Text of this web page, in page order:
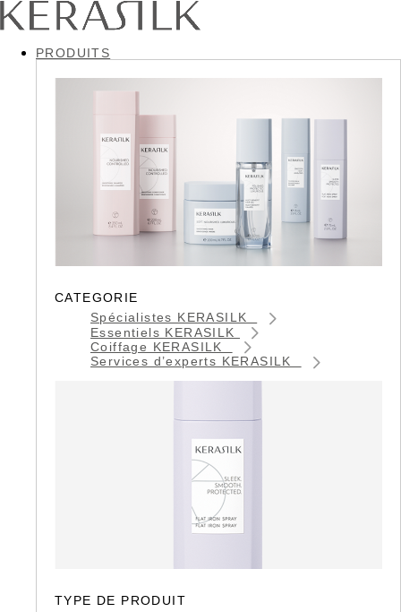
PRODUITS
CATEGORIE
Spécialistes KERASILK
Essentiels KERASILK
Coiffage KERASILK
Services d’experts KERASILK
TYPE DE PRODUIT